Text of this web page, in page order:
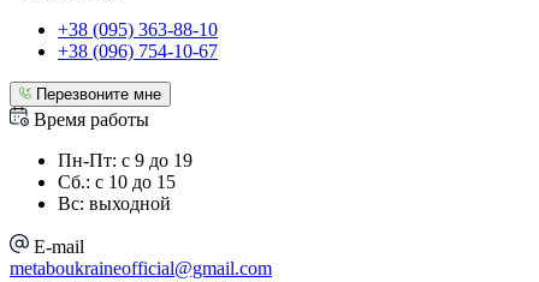
+38 (095) 363-88-10
+38 (096) 754-10-67
Перезвоните мне
Время работы
Пн-Пт: с 9 до 19
Сб.: с 10 до 15
Вс: выходной
E-mail
metaboukraineofficial@gmail.com